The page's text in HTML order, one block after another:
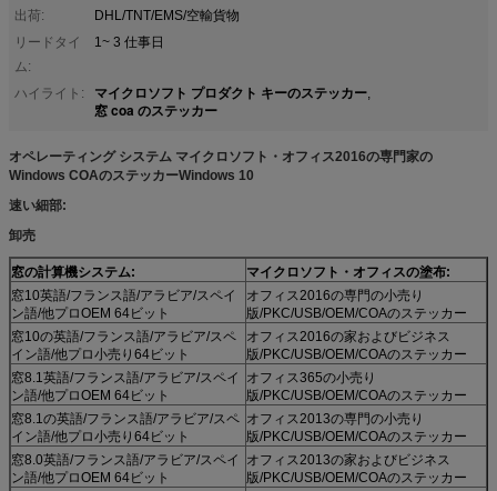
出荷:
DHL/TNT/EMS/空輸貨物
リードタイ
ム:
1~ 3 仕事日
ハイライト: マイクロソフト プロダクト キーのステッカー,
窓 coa のステッカー
オペレーティング システム マイクロソフト・オフィス2016の専門家の
Windows COAのステッカーWindows 10
速い細部:
卸売
窓の計算機システム:
マイクロソフト・オフィスの塗布:
窓10英語/フランス語/アラビア/スペイ
ン語/他プロOEM 64ビット
オフィス2016の専門の小売り
版/PKC/USB/OEM/COAのステッカー
窓10の英語/フランス語/アラビア/スペ
イン語/他プロ小売り64ビット
オフィス2016の家およびビジネス
版/PKC/USB/OEM/COAのステッカー
窓8.1英語/フランス語/アラビア/スペイ
ン語/他プロOEM 64ビット
オフィス365の小売り
版/PKC/USB/OEM/COAのステッカー
窓8.1の英語/フランス語/アラビア/スペ
イン語/他プロ小売り64ビット
オフィス2013の専門の小売り
版/PKC/USB/OEM/COAのステッカー
窓8.0英語/フランス語/アラビア/スペイ
ン語/他プロOEM 64ビット
オフィス2013の家およびビジネス
版/PKC/USB/OEM/COAのステッカー